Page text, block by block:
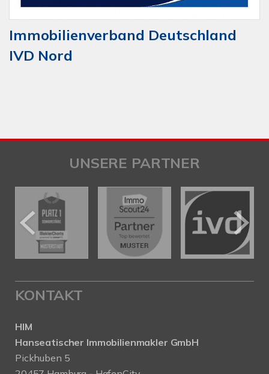
Immobilienverband Deutschland
IVD Nord
UNSERE PARTNER
KONTAKT
HIM
Hanseatischer Immobilienmakler GmbH
Pickhuben 5